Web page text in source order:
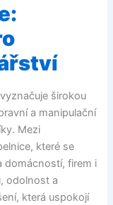
širokou
a manipulační
Mezi
které se
domácností, firem i
odolnost a
která uspokojí